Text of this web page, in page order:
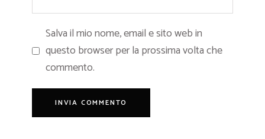
Salva il mio nome, email e sito web in
questo browser per la prossima volta che
commento.